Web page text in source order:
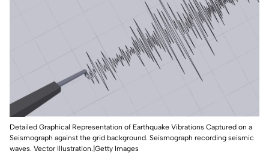
Detailed Graphical Representation of Earthquake Vibrations Captured on a
Seismograph against the grid background. Seismograph recording seismic
waves. Vector Illustration.|Getty Images